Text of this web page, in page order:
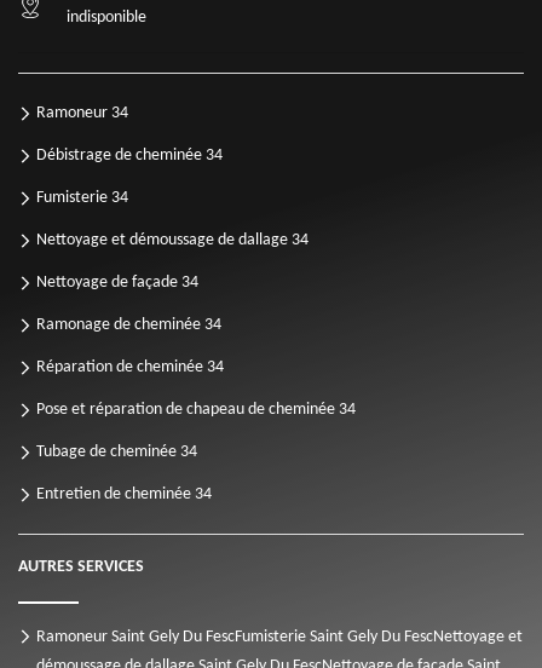
indisponible
Ramoneur 34
Débistrage de cheminée 34
Fumisterie 34
Nettoyage et démoussage de dallage 34
Nettoyage de façade 34
Ramonage de cheminée 34
Réparation de cheminée 34
Pose et réparation de chapeau de cheminée 34
Tubage de cheminée 34
Entretien de cheminée 34
AUTRES SERVICES
Ramoneur Saint Gely Du FescFumisterie Saint Gely Du FescNettoyage et